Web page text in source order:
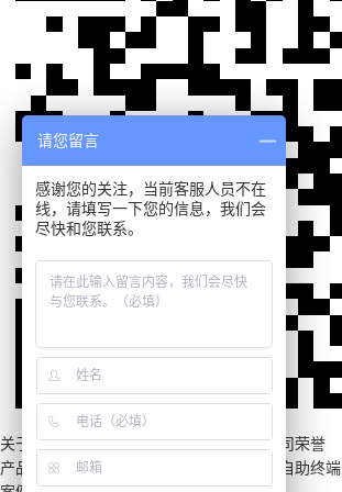
关于康荣 品牌介绍 联系康荣 公司相册 公司荣誉
产品中心
户外广告机
自助终端
请您留言
感谢您的关注，当前客服人员不在
线，请填写一下您的信息，我们会
尽快和您联系。